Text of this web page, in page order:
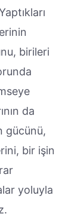
birileri
da
gücünü,
bir işin
yoluyla